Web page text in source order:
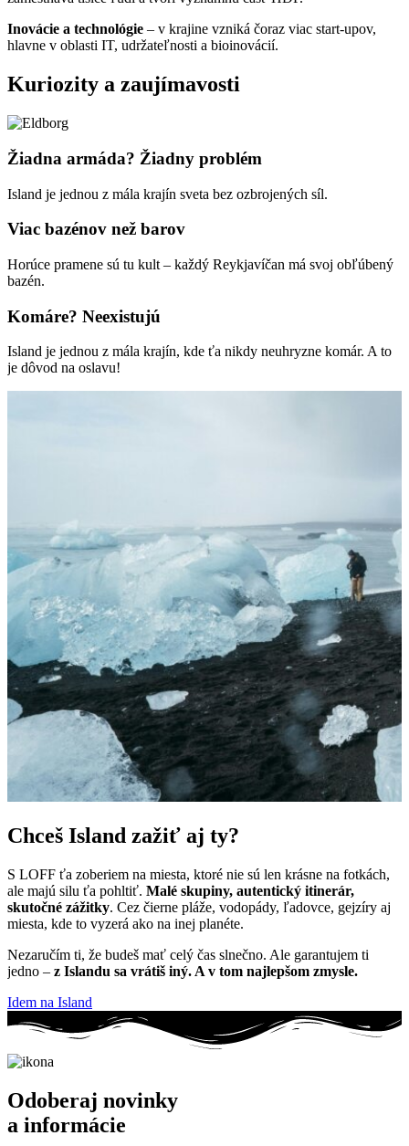
Inovácie a technológie – v krajine vzniká čoraz viac start-upov,
hlavne v oblasti IT, udržateľnosti a bioinovácií.
Kuriozity a zaujímavosti
Žiadna armáda? Žiadny problém
Island je jednou z mála krajín sveta bez ozbrojených síl.
Viac bazénov než barov
Horúce pramene sú tu kult – každý Reykjavíčan má svoj obľúbený
bazén.
Komáre? Neexistujú
Island je jednou z mála krajín, kde ťa nikdy neuhryzne komár. A to
je dôvod na oslavu!
Chceš Island zažiť aj ty?
S LOFF ťa zoberiem na miesta, ktoré nie sú len krásne na fotkách,
ale majú silu ťa pohltiť. Malé skupiny, autentický itinerár,
skutočné zážitky. Cez čierne pláže, vodopády, ľadovce, gejzíry aj
miesta, kde to vyzerá ako na inej planéte.
Nezaručím ti, že budeš mať celý čas slnečno. Ale garantujem ti
jedno – z Islandu sa vrátiš iný. A v tom najlepšom zmysle.
Idem na Island
Odoberaj novinky
a informácie